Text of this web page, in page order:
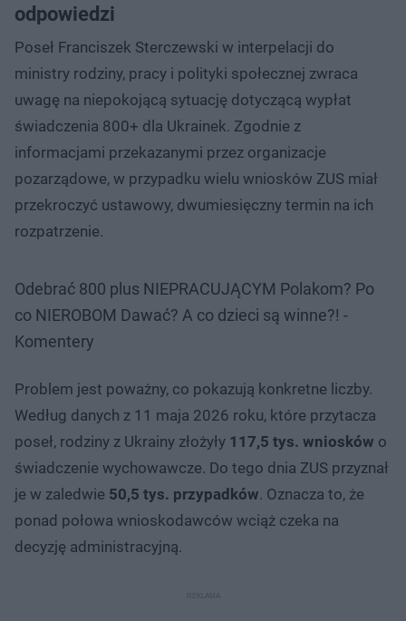
odpowiedzi
Poseł Franciszek Sterczewski w interpelacji do
ministry rodziny, pracy i polityki społecznej zwraca
uwagę na niepokojącą sytuację dotyczącą wypłat
świadczenia 800+ dla Ukrainek. Zgodnie z
informacjami przekazanymi przez organizacje
pozarządowe, w przypadku wielu wniosków ZUS miał
przekroczyć ustawowy, dwumiesięczny termin na ich
rozpatrzenie.
Odebrać 800 plus NIEPRACUJĄCYM Polakom? Po
co NIEROBOM Dawać? A co dzieci są winne?! -
Komentery
Problem jest poważny, co pokazują konkretne liczby.
Według danych z 11 maja 2026 roku, które przytacza
poseł, rodziny z Ukrainy złożyły 117,5 tys. wniosków o
świadczenie wychowawcze. Do tego dnia ZUS przyznał
je w zaledwie 50,5 tys. przypadków. Oznacza to, że
ponad połowa wnioskodawców wciąż czeka na
decyzję administracyjną.